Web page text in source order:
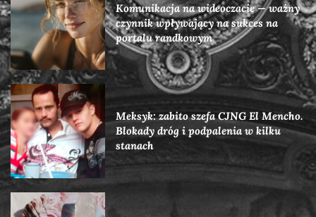
Komunikacja na wideoczacie — ważny
czynnik wpływający na sukces na
portalu randkowym
Meksyk: zabito szefa CJNG El Mencho.
Blokady dróg i podpalenia w kilku
stanach